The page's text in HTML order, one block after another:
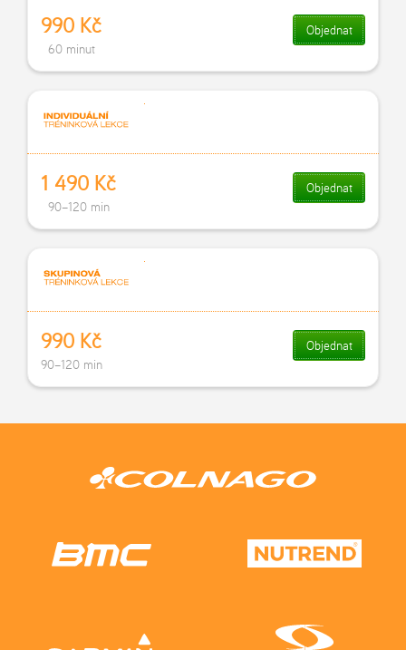
990 Kč
60 minut
Objednat
1 490 Kč
90–120 min
Objednat
990 Kč
90–120 min
Objednat